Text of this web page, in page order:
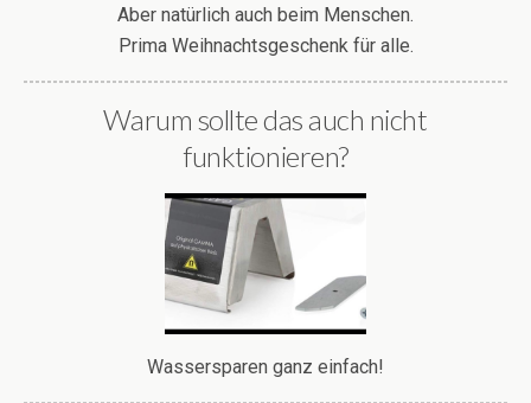
Aber natürlich auch beim Menschen.
Prima Weihnachtsgeschenk für alle.
Warum sollte das auch nicht
funktionieren?
Wassersparen ganz einfach!